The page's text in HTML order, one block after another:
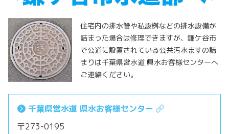
住宅内の排水管や私設桝などの排水設備が
詰まった場合は修理できますが、鎌ケ谷市
で公道に設置されている公共汚水ますの詰
まりは千葉県営水道 県水お客様センターへ
ご連絡ください。
千葉県営水道 県水お客様センター
〒273-0195